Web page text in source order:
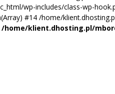
wp-includes/class-wp-
#14 /home/
/home/klient.dhosting.pl/